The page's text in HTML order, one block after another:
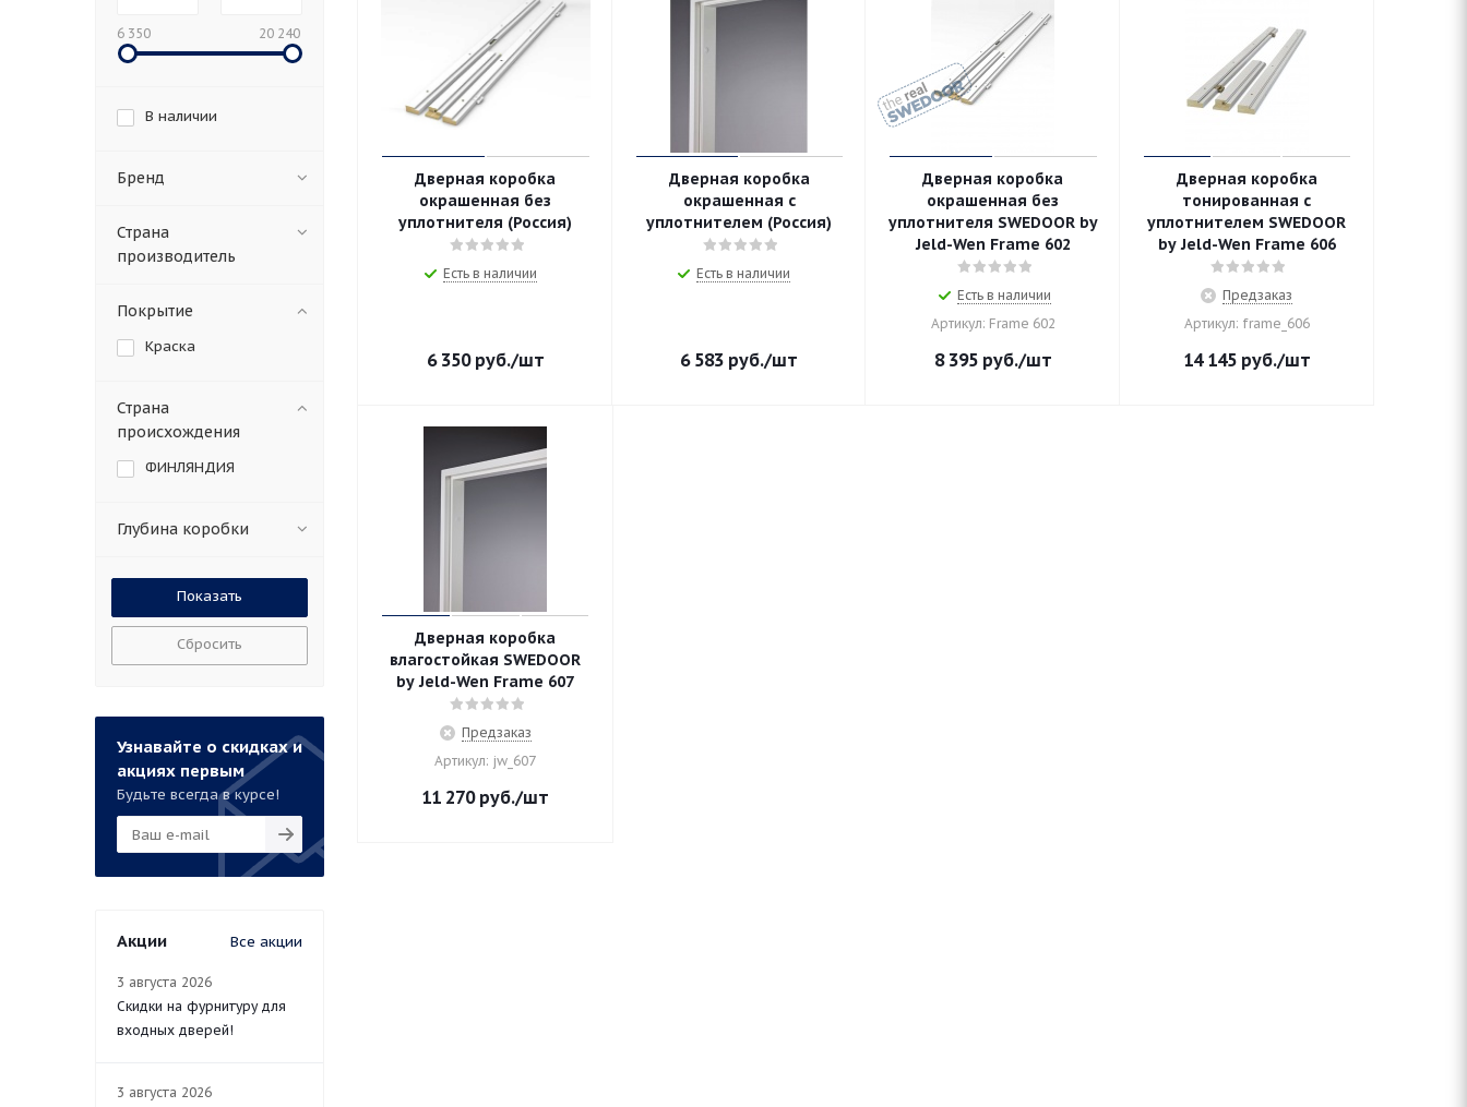
Дверная коробка
окрашенная без
уплотнителя (Россия)
Есть в наличии
6 350руб./шт
Дверная коробка
окрашенная с
уплотнителем (Россия)
Есть в наличии
6 583 руб./шт
Дверная коробка
окрашенная без
уплотнителя SWEDOOR by
Jeld-Wen Frame 602
Есть в наличии
Артикул: Frame 602
8 395руб./шт
Дверная коробка
тонированная с
уплотнителем SWEDOOR
by Jeld-Wen Frame 606
Предзаказ
Артикул: frame_606
14 145руб./шт
Дверная коробка
влагостойкая SWEDOOR
by Jeld-Wen Frame 607
Предзаказ
Артикул: jw_607
11 270руб./шт
6 350 20 240
В наличии
Бренд
Страна
производитель
Покрытие
Краска
Страна
происхождения
ФИНЛЯНДИЯ
Глубина коробки
Сбросить
Узнавайте о скидках и
акциях первым
Будьте всегда в курсе!
Акции Все акции
3 августа 2026
Скидки на фурнитуру для
входных дверей!
3 августа 2026